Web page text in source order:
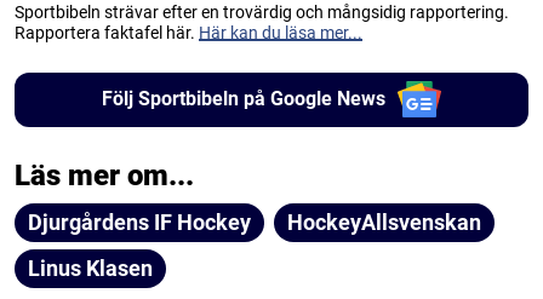
Sportbibeln strävar efter en trovärdig och mångsidig rapportering.
Rapportera faktafel här. Här kan du läsa mer...
Följ Sportbibeln på Google News
Läs mer om...
Djurgårdens IF Hockey
HockeyAllsvenskan
Linus Klasen